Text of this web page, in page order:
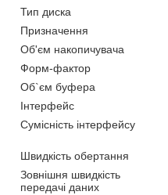
Тип диска
Призначення
Об'єм накопичувача
Форм-фактор
Об`єм буфера
Інтерфейс
Сумісність інтерфейсу
Швидкість обертання
Зовнішня швидкість
передачі даних